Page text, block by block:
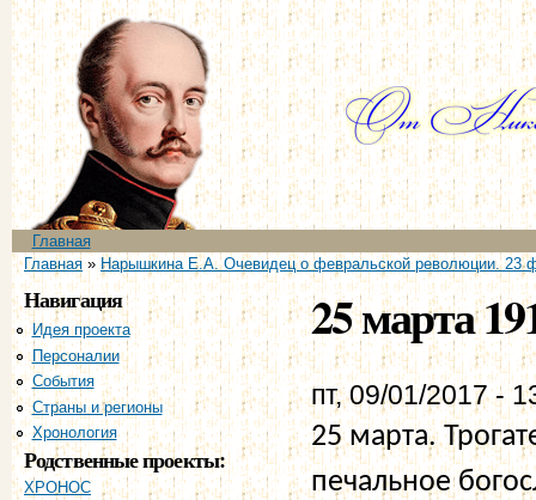
Главное меню
Главная
Вы здесь
Главная» Нарышкина Е.А. Очевидец о февральской революции. 23
Навигация
Идея проекта
Персоналии
События
Страны и регионы
Хронология
Родственные проекты:
ХРОНОС
25 марта
пт, 09/01/2017 -
25 марта.
печальное